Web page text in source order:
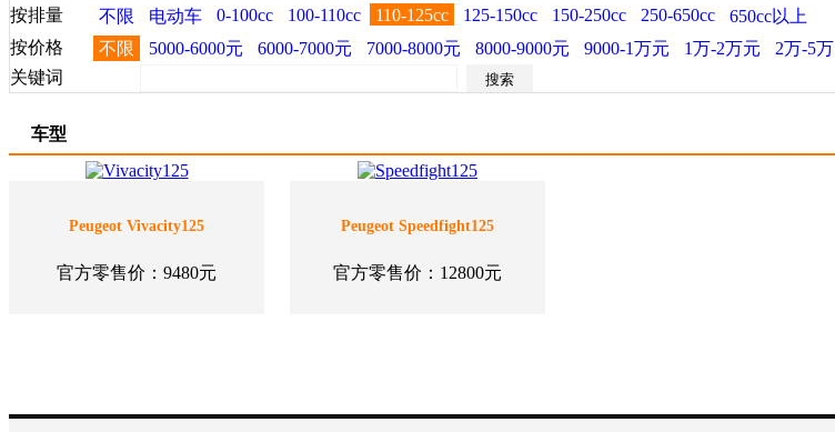
按排量
不限 电动车 0-100cc 100-110cc 110-125cc 125-150cc 150-250cc 250-650cc
650cc以上
按价格
不限 5000-6000元 6000-7000元 7000-8000元 8000-9000元 9000-1万元 1万-2万元 2万-5万
关键词
车型
Peugeot Vivacity125
官方零售价：9480元
Peugeot Speedfight125
官方零售价：12800元